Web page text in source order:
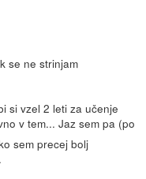
se ne strinjam
si vzel 2 leti za učenje
v tem... Jaz sem pa (po
sem precej bolj